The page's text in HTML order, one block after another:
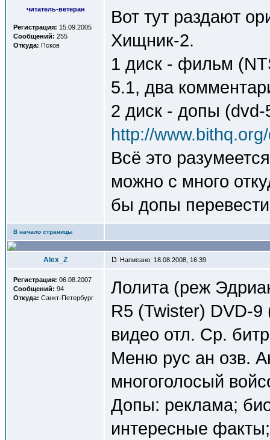
читатель-ветеран
Регистрация: 15.09.2005
Сообщений: 255
Откуда: Псков
Вот тут раздают
Хищник-2.
1 диск - фильм
5.1, два
2 диск - допы (dvd-
http://
Всё это
можно с много
бы допы
В начало страницы
Alex_Z Написано: 18.08.2008, 16:39
Регистрация: 06.08.2007
Сообщений: 94
Откуда: Санкт-Петербург
Лолита (реж
R5 (Twister) DVD-
видео отл. Ср.
Меню рус ан озв.
многоголосый
Допы: реклама;
интересные